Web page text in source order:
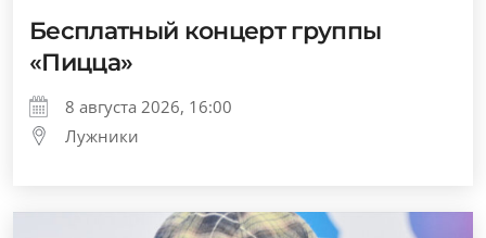
Бесплатный концерт группы
«Пицца»
8 августа 2026, 16:00
Лужники